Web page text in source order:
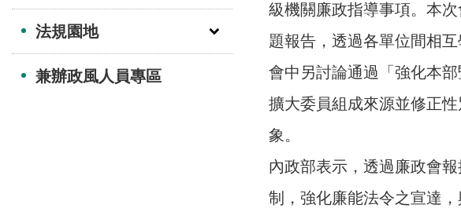
法規園地
兼辦政風人員專區
級機關廉政指導事項。本
題報告，透過各單位間相
會中另討論通過「強化本
擴大委員組成來源並修正
象。
內政部表示，透過廉政會
制，強化廉能法令之宣達